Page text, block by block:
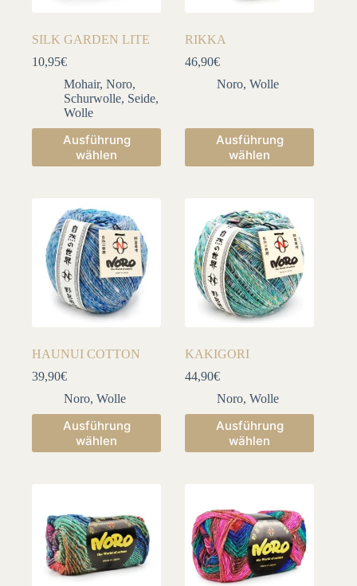
SILK GARDEN LITE
10,95€
Mohair, Noro,
Schurwolle, Seide,
Wolle
Ausführung
wählen
Dieses
Produkt
weist
Optionen
können
auf
Produktseite
gewählt
RIKKA
46,90€
Noro,Wolle
Ausführung
wählen
Dieses
Produkt
weist
Optionen
können
auf
der
Produktseite
gewählt
werden
HAUNUI COTTON
39,90€
Noro, Wolle
Ausführung
wählen
Dieses
Produkt
weist
Optionen
können
auf
der
Produktseite
KAKIGORI
44,90€
Noro,Wolle
Ausführung
wählen
Dieses
Produkt
weist
Optionen
können
auf
der
Produktseite